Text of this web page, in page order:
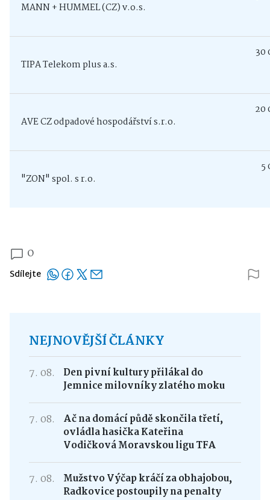
MANN + HUMMEL (CZ) v.o.s.
TIPA Telekom plus a.s.
30
AVE CZ odpadové hospodářství s.r.o.
20
"ZON" spol. s r.o.
5
0
Sdílejte
NEJNOVĚJŠÍ ČLÁNKY
7. 08.
Den pivní kultury přilákal do
Jemnice milovníky zlatého moku
7. 08.
Ač na domácí půdě skončila třetí,
ovládla hasička Kateřina
Vodičková Moravskou ligu TFA
7. 08.
Mužstvo Výčap kráčí za obhajobou,
Radkovice postoupily na penalty